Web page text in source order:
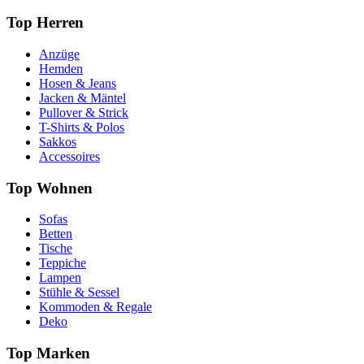
Top Herren
Anzüge
Hemden
Hosen & Jeans
Jacken & Mäntel
Pullover & Strick
T-Shirts & Polos
Sakkos
Accessoires
Top Wohnen
Sofas
Betten
Tische
Teppiche
Lampen
Stühle & Sessel
Kommoden & Regale
Deko
Top Marken